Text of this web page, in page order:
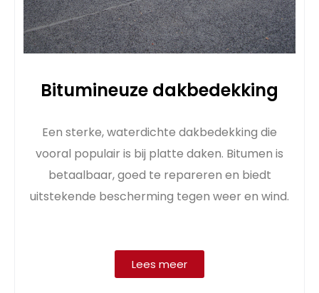
Bitumineuze dakbedekking
Een sterke, waterdichte dakbedekking die
vooral populair is bij platte daken. Bitumen is
betaalbaar, goed te repareren en biedt
uitstekende bescherming tegen weer en wind.
Lees meer